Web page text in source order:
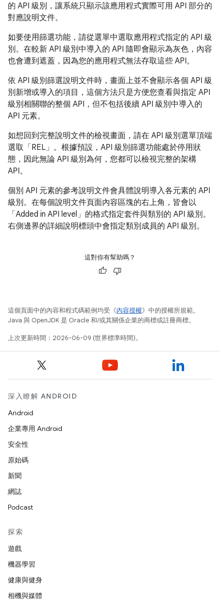
的 API 級別，讓系統只顯示該應用程式實際可用 API 部分的
對應說明文件。
如要使用篩選功能，請從選單中選取應用程式指定的 API 級
別。在較新 API 級別中導入的 API 隨即會顯示為灰色，內容
也會遭到遮蓋，因為您的應用程式無法存取這些 API。
依 API 級別篩選說明文件時，畫面上並不會顯示各個 API 級
別新增或導入的項目，這個方法只是方便您查看與指定 API
級別相關聯的整個 API，但不包括後續 API 級別中導入的
API 元素。
如想回到完整說明文件的檢視畫面，請在 API 級別選單頂端
選取「REL」 。根據預設，API 級別篩選功能處於停用狀
態，因此無論 API 級別為何，您都可以檢視完整的架構
API。
個別 API 元素的參考說明文件會具體說明導入各元素的 API
級別。在每個說明文件頁面內容區塊的右上角，皆會以
「Added in API level」的格式指定套件與類別的 API 級別。
右側邊界的詳細說明標頭中會指定類別成員的 API 級別。
這對你有幫助嗎？
這個頁面中的內容和程式碼範例均受《內容授權》中的授權所規範。
Java 與 OpenJDK 是 Oracle 和/或其關係企業的商標或註冊商標。
上次更新時間：2026-06-09 (世界標準時間)。
深入瞭解 ANDROID
Android
企業專用 Android
安全性
原始碼
新聞
網誌
Podcast
探索
遊戲
機器學習
健康與健身
相機與媒體